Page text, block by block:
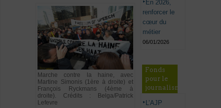
Marche contre la haine, avec
Martine Simonis (1ère à droite) et
François Ryckmans (4ème à
droite). Crédits : Belga/Patrick
Lefevre
En 2026,
renforcer le
cœur du
métier
06/01/2026
Fonds
pour le
journalisme
L’AJP